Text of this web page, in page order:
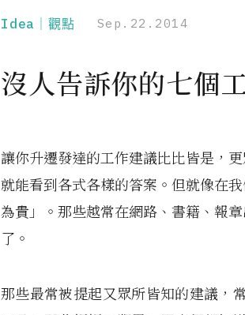
Idea｜觀點 Sep.22.2014
沒人告訴你的七個
讓你升遷發達的工作建議比比皆是，
就能看到各式各樣的答案。但就像在
為貴」。那些越常在網路、書籍、報
了。
那些最常被提起又眾所皆知的建議，